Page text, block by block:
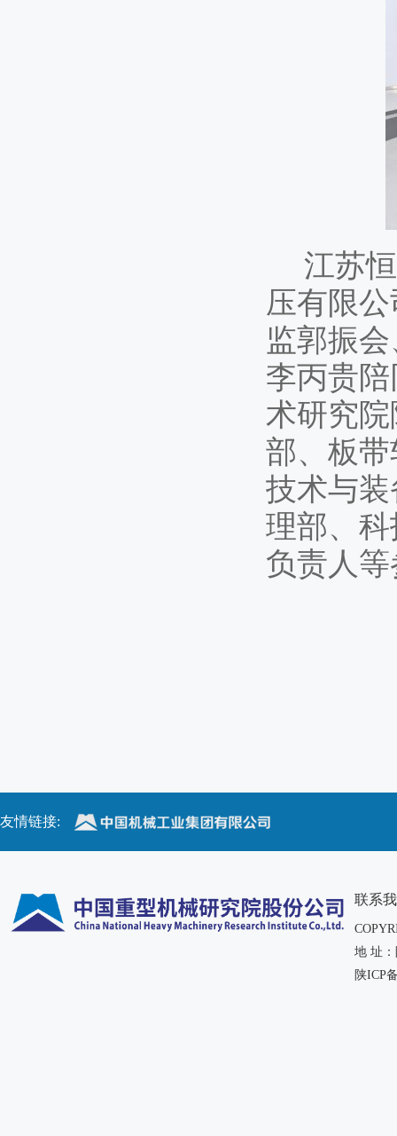
江苏
压有限
监郭振
李丙贵
术研究
部、板
技术与
理部、
负责人
友情链接:
联系
地 址
陕ICP